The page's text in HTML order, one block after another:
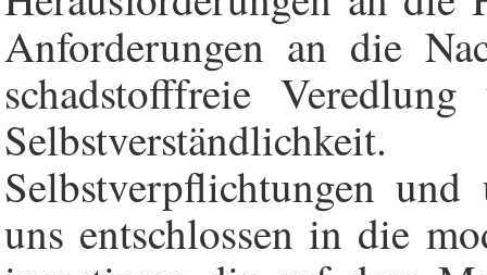
Anforderungen an die
schadstofffreie
Selbstverpflichtungen
uns entschlossen in die